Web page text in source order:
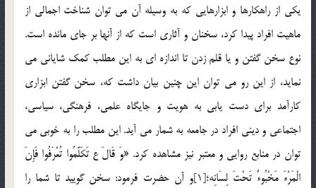
یکی از راهکارها و ابزارهایی که به وسیله آن می توان شناخت اجمالی از
ماهیت افراد پیدا کرد، سخنان و آثاری است که از آنها بر جای مانده است.
نوع سخن گفتن و یا قلم زدن تا اندازه ای به این مطلب کمک شایانی می
نماید، از این رو می توان این چنین بیان داشت که، سخن گفتن ابزاری
کارآمد برای دست یابی به هویت و جایگاه علمی، فرهنگی، سیاسی،
اجتماعی و دینی افراد در جامعه به شمار می آید. این مطلب را به خوبی می
توان در منابع روایی و معتبر نیز مشاهده کرد. «وَ قَالَ ع‏ تَکَلَّمُوا تُعْرَفُوا فَإِنَ‏
الْمَرْءَ مَخْبُوءٌ تَحْتَ‏ لِسَانِه‏؛[1]و آن حضرت فرمود: سخن گویید تا شما را